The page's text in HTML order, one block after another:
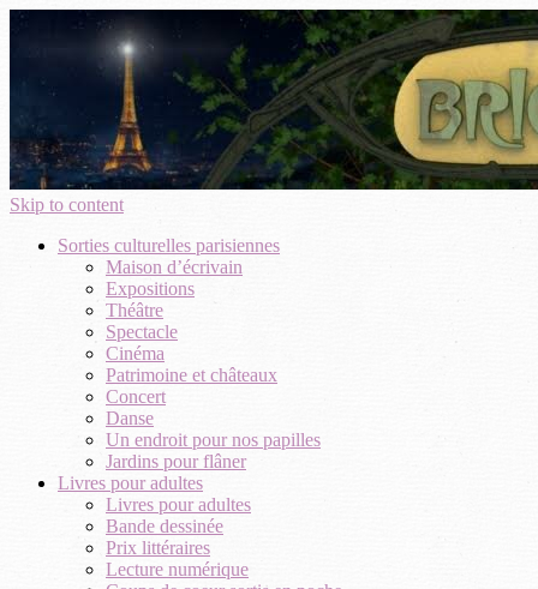
Skip to content
Sorties culturelles parisiennes
Maison d’écrivain
Expositions
Théâtre
Spectacle
Cinéma
Patrimoine et châteaux
Concert
Danse
Un endroit pour nos papilles
Jardins pour flâner
Livres pour adultes
Livres pour adultes
Bande dessinée
Prix littéraires
Lecture numérique